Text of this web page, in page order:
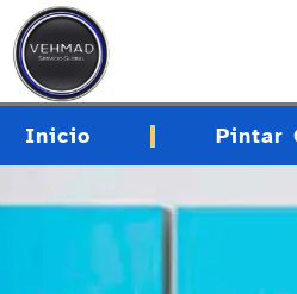
contenido
Inicio Pintar